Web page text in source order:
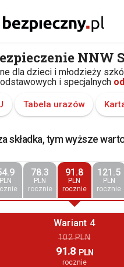
NNW
dla dzieci i młodzieży
i specjalnych
Tabela urazów
składka, tym wyższe
PLN
78.3
PLN
rocznie
91.8
PLN
rocznie
121.5
PLN
rocznie
Wariant 4
102 PLN
91.8 PLN
rocznie